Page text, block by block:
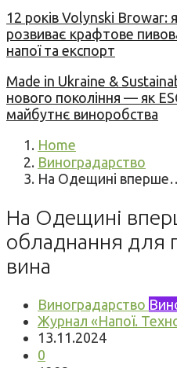
12 років Volynski Browar:
розвиває крафтове
напої та експорт
Made in Ukraine &
нового покоління — як
майбутнє виноробства
Home
Виноградарство
На Одещині
На Одещині
обладнання для
вина
Виноградарство
Журнал «Напої.
13.11.2024
0